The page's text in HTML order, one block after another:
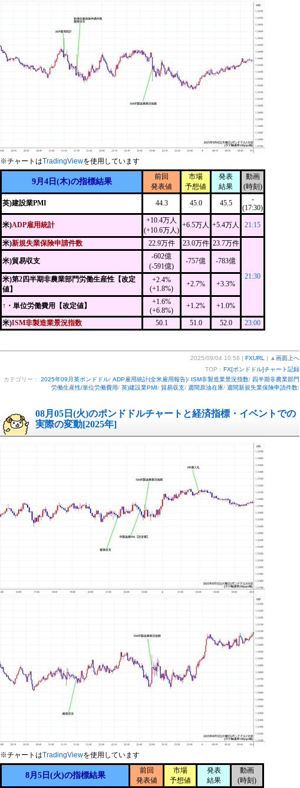
※チャートはTradingViewを使用しています
9月4日(木)の指標結果
前回
発表値
市場
予想値
発表
結果
動画
(時刻)
英)建設業PMI
44.3 45.0 45.5
-
(17:30)
米)ADP雇用統計
+10.4万人
(+10.6万人)
+6.5万人 +5.4万人 21:15
米)新規失業保険申請件数 22.9万件 23.0万件 23.7万件
21:30
米)貿易収支
-602億
(-591億)
-757億 -783億
米)第2四半期非農業部門労働生産性【改定
値】
+2.4%
(+1.8%)
+2.7% +3.3%
↑・単位労働費用【改定値】
+1.6%
(+6.8%)
+1.2% +1.0%
米)ISM非製造業景況指数 50.1 51.0 52.0 23:00
2025/09/04 10:58 | FXURL | ▲ 画面上へ
TOP： FX[ポンドドル]チャート記録
カテゴリー： 2025年09月英ポンドドル/ ADP雇用統計(全米雇用報告)/ ISM非製造業景況指数/ 四半期非農業部門
労働生産性/単位労働費用/ 英)建設業PMI/ 貿易収支/ 週間原油在庫/ 週間新規失業保険申請件数/
08月05日(火)のポンドドルチャートと経済指標・イベントでの
実際の変動[2025年]
※チャートはTradingViewを使用しています
8月5日(火)の指標結果
前回
発表値
市場
予想値
発表
結果
動画
(時刻)